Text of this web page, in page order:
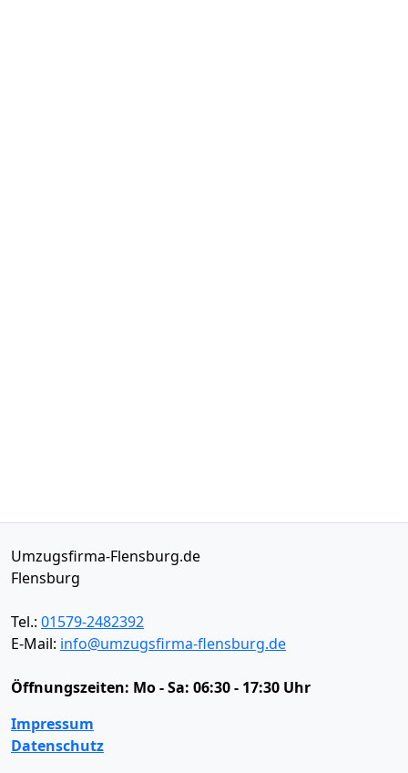
Umzugsfirma-Flensburg.de
Flensburg
Tel.: 01579-2482392
E-Mail: info@umzugsfirma-flensburg.de
Öffnungszeiten: Mo - Sa: 06:30 - 17:30 Uhr
Impressum
Datenschutz